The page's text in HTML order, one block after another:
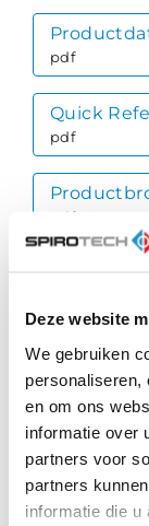
Deze website
We gebruiken
personaliseren,
en om ons
informatie over
partners voor
partners
informatie die u
pdf
Quick
pdf
pdf
pdf
pdf
Monteren